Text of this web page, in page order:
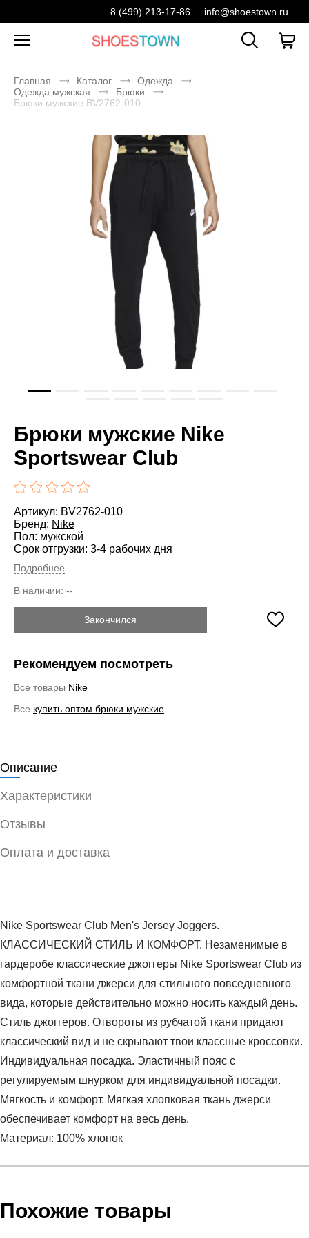
8 (499) 213-17-86 info@shoestown.ru
Главная Каталог
Одежда
Одежда мужская
Брюки
Брюки мужские BV2762-010
Брюки мужские Nike
Sportswear Club
Артикул: BV2762-010
Бренд: Nike
Пол: мужской
Срок отгрузки: 3-4 рабочих дня
Подробнее
В наличии: --
Закончился
Рекомендуем посмотреть
Все товары Nike
Все купить оптом брюки мужские
Описание
Характеристики
Отзывы
Оплата и доставка
Nike Sportswear Club Men's Jersey Joggers.
КЛАССИЧЕСКИЙ СТИЛЬ И КОМФОРТ. Незаменимые в
гардеробе классические джоггеры Nike Sportswear Club из
комфортной ткани джерси для стильного повседневного
вида, которые действительно можно носить каждый день.
Стиль джоггеров. Отвороты из рубчатой ткани придают
классический вид и не скрывают твои классные кроссовки.
Индивидуальная посадка. Эластичный пояс с
регулируемым шнурком для индивидуальной посадки.
Мягкость и комфорт. Мягкая хлопковая ткань джерси
обеспечивает комфорт на весь день.
Материал: 100% хлопок
Пол:мужской
Инструкция по оплате есть в самом конце счета, который
Похожие товары